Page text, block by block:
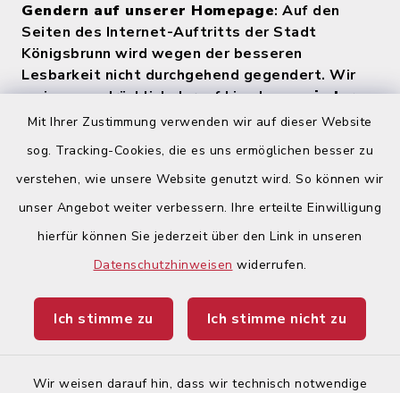
Mit Ihrer Zustimmung verwenden wir auf dieser Website
sog. Tracking-Cookies, die es uns ermöglichen besser zu
verstehen, wie unsere Website genutzt wird. So können wir
unser Angebot weiter verbessern. Ihre erteilte Einwilligung
hierfür können Sie jederzeit über den Link in unseren
Datenschutzhinweisen widerrufen.
Ich stimme zu Ich stimme nicht zu
Wir weisen darauf hin, dass wir technisch notwendige
Gendern auf unserer Homepage: Auf den
Seiten des Internet-Auftritts der Stadt
Königsbrunn wird wegen der besseren
Lesbarkeit nicht durchgehend gegendert. Wir
weisen ausdrücklich darauf hin, dasszu jeder
Zeit alle Geschlechter (m/w/d) angesprochen
Quicklinks
Begegnungsland Lech-Wertach
Ticketportal